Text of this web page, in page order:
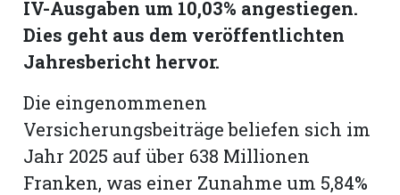
Romanshorn:
offizielle
Mitteilungen
IV-Ausgaben um 10,03% angestiegen.
Dies geht aus dem veröffentlichten
Jahresbericht hervor.
Die eingenommenen
Versicherungsbeiträge beliefen sich im
Jahr 2025 auf über 638 Millionen
Franken, was einer Zunahme um 5,84%